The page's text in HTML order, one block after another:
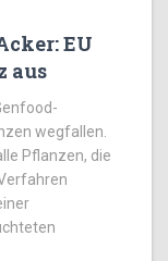
EU
aus
wegfallen.
Pflanzen, die